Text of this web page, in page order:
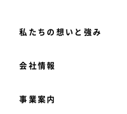
私たちの想いと強み
会社情報
事業案内